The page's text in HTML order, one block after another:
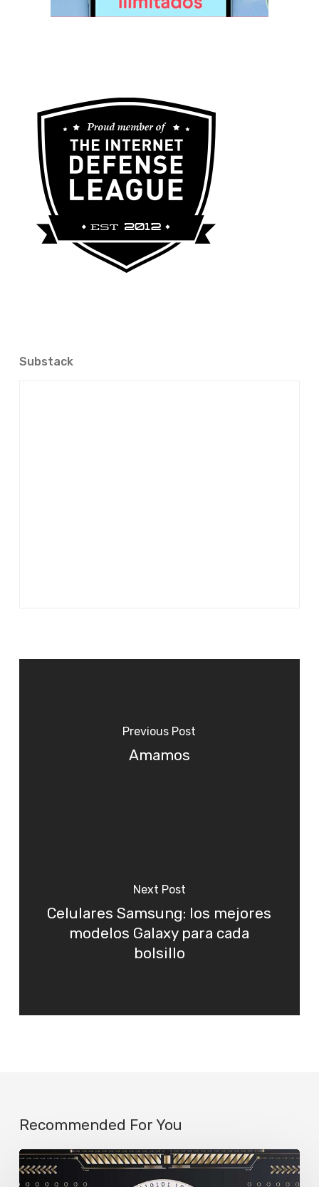
Substack
Previous Post
Amamos
Next Post
Celulares Samsung: los mejores
modelos Galaxy para cada
bolsillo
Recommended For You
Por
qué